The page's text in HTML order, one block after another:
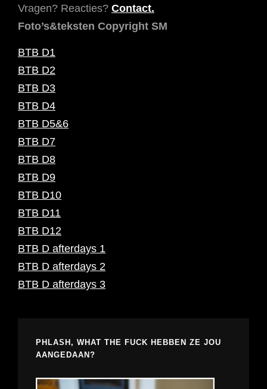
Vragen? Reacties? Contact.
Foto’s&teksten Copyright SM
BTB D1
BTB D2
BTB D3
BTB D4
BTB D5&6
BTB D7
BTB D8
BTB D9
BTB D10
BTB D11
BTB D12
BTB D afterdays 1
BTB D afterdays 2
BTB D afterdays 3
PHLASH, WHAT THE FUCK HEBBEN ZE JOU
AANGEDAAN?